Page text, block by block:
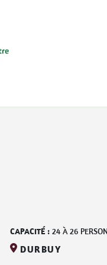
CAPACITÉ : 24 À26
DURBUY